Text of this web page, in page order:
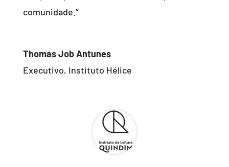
comunidade.”
Thomas Job Antunes
Executivo, Instituto Hélice